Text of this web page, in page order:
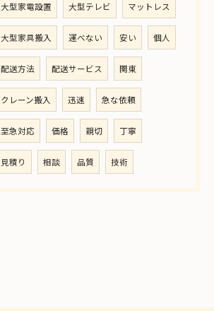
大型家電設置 大型テレビ マットレス
大型家具搬入 運べない 安い 個人
配送方法 配送サービス 関東
クレーン搬入 迅速 急な依頼
至急対応 価格 親切 丁寧
見積り 相談 品質 技術